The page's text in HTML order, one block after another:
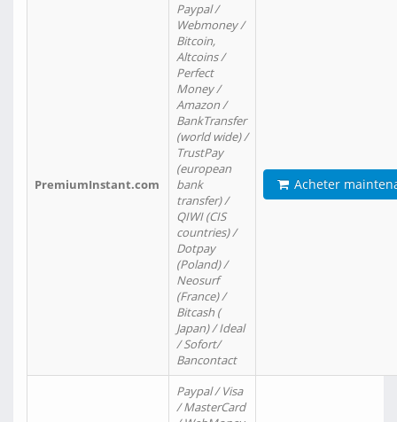
PremiumInstant.com
Paypal /
Webmoney /
Bitcoin,
Altcoins /
Perfect
Money /
Amazon /
BankTransfer
(world wide) /
TrustPay
(european
bank
transfer) /
QIWI (CIS
countries) /
Dotpay
(Poland) /
Neosurf
(France) /
Bitcash (
Japan) / Ideal
/ Sofort/
Bancontact
Acheter
Paypal / Visa
/ MasterCard